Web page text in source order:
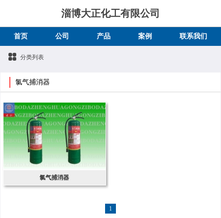
淄博大正化工有限公司
首页 公司 产品 案例 联系我们
分类列表
氯气捕消器
氯气捕消器
1